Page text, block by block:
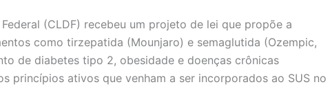
(CLDF) recebeu um projeto de lei que propõe a
como tirzepatida (Mounjaro) e semaglutida (Ozempic,
de diabetes tipo 2, obesidade e doenças crônicas
princípios ativos que venham a ser incorporados ao SUS no